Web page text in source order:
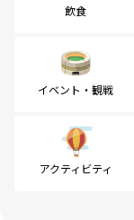
飲食
イベント・観戦
アクティビティ